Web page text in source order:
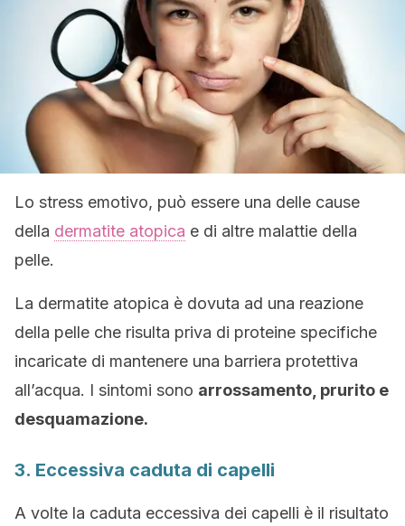
Lo stress emotivo, può essere una delle cause
della dermatite atopica e di altre malattie della
pelle.
La dermatite atopica è dovuta ad una reazione
della pelle che risulta priva di proteine specifiche
incaricate di mantenere una barriera protettiva
all’acqua. I sintomi sono arrossamento, prurito e
desquamazione.
3. Eccessiva caduta di capelli
A volte la caduta eccessiva dei capelli è il risultato